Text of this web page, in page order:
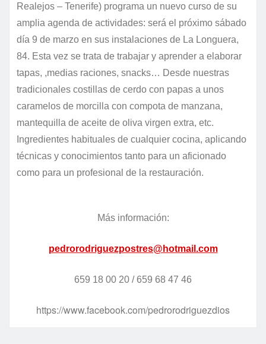
Realejos – Tenerife) programa un nuevo curso de su
amplia agenda de actividades: será el próximo sábado
día 9 de marzo en sus instalaciones de La Longuera,
84. Esta vez se trata de trabajar y aprender a elaborar
tapas, ,medias raciones, snacks… Desde nuestras
tradicionales costillas de cerdo con papas a unos
caramelos de morcilla con compota de manzana,
mantequilla de aceite de oliva virgen extra, etc.
Ingredientes habituales de cualquier cocina, aplicando
técnicas y conocimientos tanto para un aficionado
como para un profesional de la restauración.
Más información:
pedrorodriguezpostres@hotmail.com
659 18 00 20 / 659 68 47 46
https://www.facebook.com/pedrorodriguezdios